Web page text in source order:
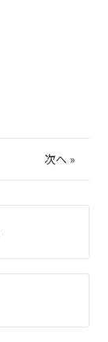
次へ »